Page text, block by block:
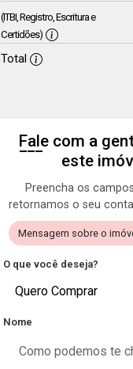
(ITBI, Registro, Escritura e
Certidões)
Total
Fale com a
este
Preencha os
retornamos o seu
Mensagem sobre o
O que você deseja?
Quero Comprar
Nome